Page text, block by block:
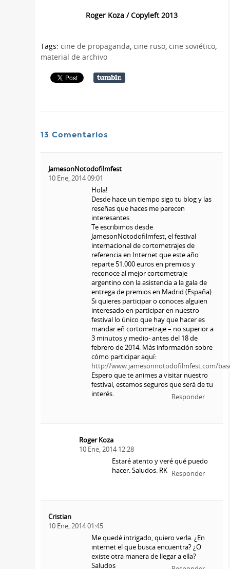
Roger Koza / Copyleft 2013
Tags: cine de propaganda cine ruso cine soviético
material de archivo
13 Comentarios
JamesonNotodofilmfest
10 Ene, 2014 09:01
Hola!
Desde hace un tiempo sigo tu blog y las
reseñas que haces me parecen
interesantes.
Te escribimos desde
JamesonNotodofilmfest, el festival
internacional de cortometrajes de
referencia en Internet que este año
reparte 51.000 euros en premios y
reconoce al mejor cortometraje
argentino con la asistencia a la gala de
entrega de premios en Madrid (España).
Si quieres participar o conoces alguien
interesado en participar en nuestro
festival lo único que hay que hacer es
mandar eñ cortometraje – no superior a
3 minutos y medio- antes del 18 de
febrero de 2014. Más información sobre
cómo participar aquí:
http://www.jamesonnotodofilmfest.com/
Espero que te animes a visitar nuestro
festival, estamos seguros que será de tu
interés.
Responder
Roger Koza
10 Ene, 2014 12:28
Estaré atento y veré qué puedo
hacer. Saludos. RK Responder
Cristian
10 Ene, 2014 01:45
Me quedé intrigado, quiero verla. ¿En
internet el que busca encuentra? ¿O
existe otra manera de llegar a ella?
Saludos